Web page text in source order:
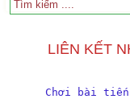
LIÊN KẾT
Chơi bài